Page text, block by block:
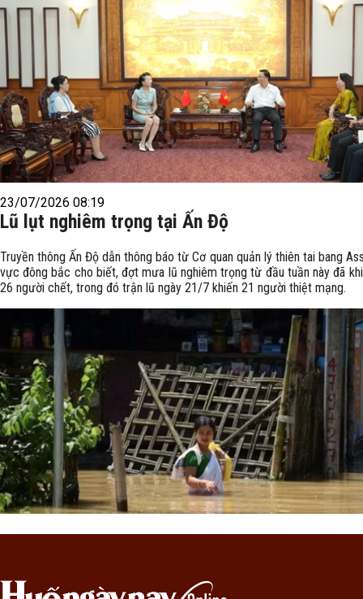
23/07/2026 08:19
Lũ lụt nghiêm trọng tại Ấn Độ
Truyền thông Ấn Độ dẫn thông báo từ Cơ quan quản lý thiên tai bang
vực đông bắc cho biết, đợt mưa lũ nghiêm trọng từ đầu tuần này đã
26 người chết, trong đó trận lũ ngày 21/7 khiến 21 người thiệt mạng.